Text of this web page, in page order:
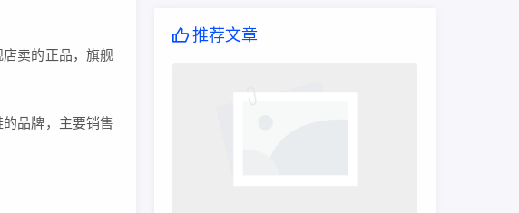
卖的正品，旗舰
品牌，主要销售
推荐文章